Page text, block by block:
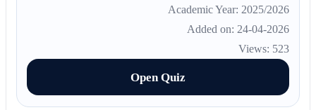
Academic Year: 2025/2026
Added on: 24-04-2026
Views: 523
Open Quiz